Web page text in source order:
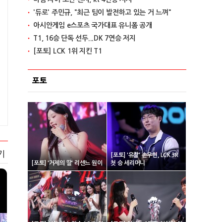
'듀로' 주민규, "최근 팀이 발전하고 있는 거 느껴"
아시안게임 e스포츠 국가대표 유니폼 공개
T1, 16승 단독 선두...DK 7연승 저지
[포토] LCK 1위 지킨 T1
포토
[포토] '거제의 딸' 리센느 원이
[포토] '유칼' 손우현, LCK 3R
첫 승 세리머니